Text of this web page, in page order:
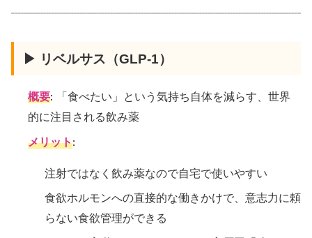
▶ リベルサス（GLP-1）
概要: 「食べたい」という気持ち自体を減らす、世界
的に注目される飲み薬
メリット:
注射ではなく飲み薬なので自宅で使いやすい
食欲ホルモンへの直接的な働きかけで、意志力に頼
らない食欲管理ができる